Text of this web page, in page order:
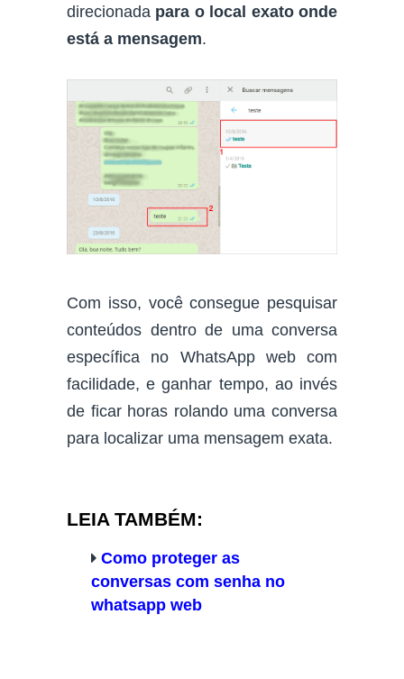
direcionada para o local exato onde
está a mensagem.
Com isso, você consegue pesquisar
conteúdos dentro de uma conversa
específica no WhatsApp web com
facilidade, e ganhar tempo, ao invés
de ficar horas rolando uma conversa
para localizar uma mensagem exata.
LEIA TAMBÉM:
Como proteger as
conversas com senha no
whatsapp web